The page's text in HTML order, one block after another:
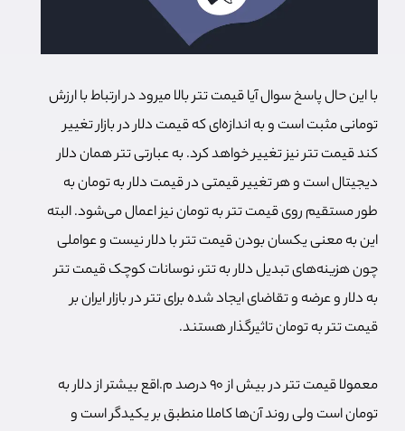
با این حال پاسخ سوال آیا قیمت تتر بالا میرود در ارتباط با ارزش
تومانی مثبت است و به اندازه‌ای که قیمت دلار در بازار تغییر
کند قیمت تتر نیز تغییر خواهد کرد. به عبارتی تتر همان دلار
دیجیتال است و هر تغییر قیمتی در قیمت دلار به تومان به
طور مستقیم روی قیمت تتر به تومان نیز اعمال می‌شود. البته
این به معنی یکسان بودن قیمت تتر با دلار نیست و عواملی
چون هزینه‌های تبدیل دلار به تتر، نوسانات کوچک قیمت تتر
به دلار و عرضه و تقاضای ایجاد شده برای تتر در بازار ایران بر
قیمت تتر به تومان تاثیرگذار هستند.
معمولا قیمت تتر در بیش از 90 درصد م.اقع بیشتر از دلار به
تومان است ولی روند آن‌ها کاملا منطبق بر یکیدگر است و